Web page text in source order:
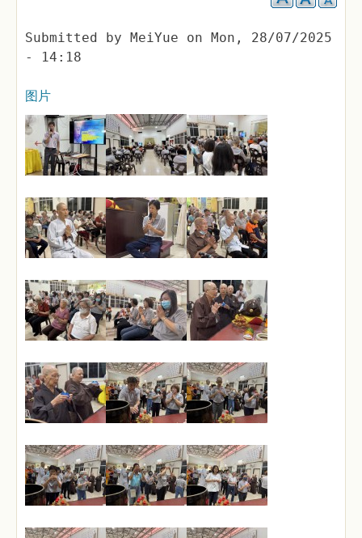
Submitted by MeiYue on Mon, 28/07/2025
- 14:18
图片